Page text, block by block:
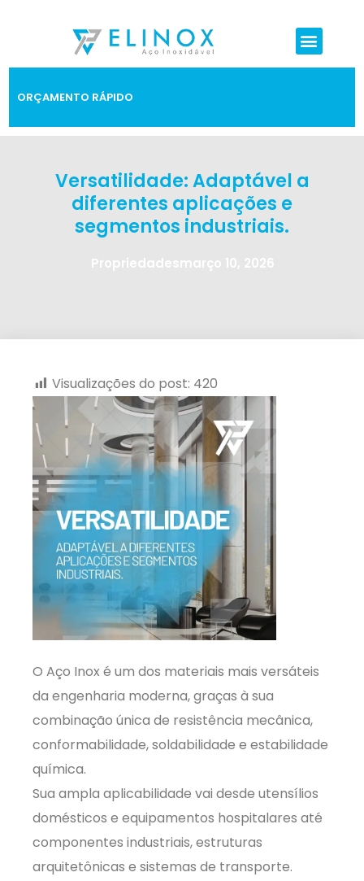
ORÇAMENTO RÁPIDO
Versatilidade: Adaptável a
diferentes aplicações e
segmentos industriais.
Propriedadesmarço 10, 2026
Visualizações do post: 420
O Aço Inox é um dos materiais mais versáteis
da engenharia moderna, graças à sua
combinação única de resistência mecânica,
conformabilidade, soldabilidade e estabilidade
química.
Sua ampla aplicabilidade vai desde utensílios
domésticos e equipamentos hospitalares até
componentes industriais, estruturas
arquitetônicas e sistemas de transporte.